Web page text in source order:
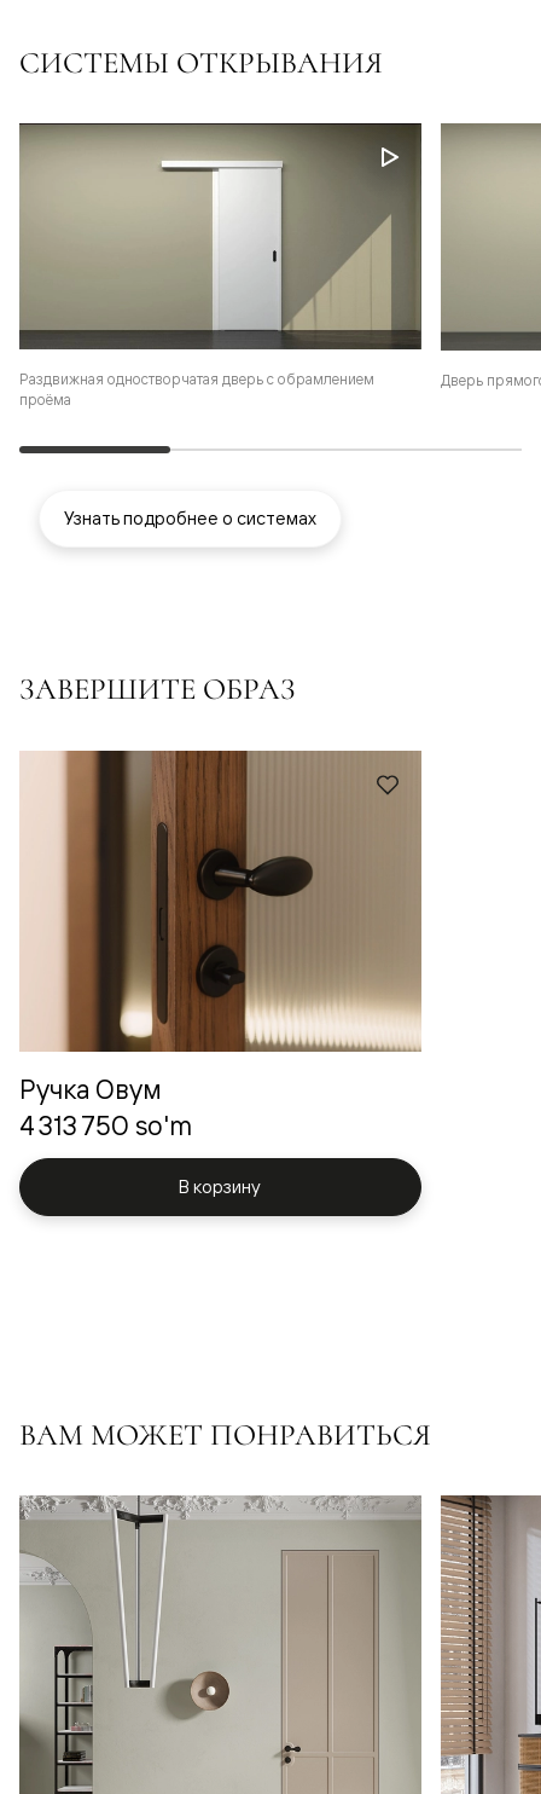
СИСТЕМЫ ОТКРЫВАНИЯ
Раздвижная одностворчатая дверь с обрамлением
проёма
Дверь
Узнать подробнее о системах
ЗАВЕРШИТЕ ОБРАЗ
Ручка Овум
4 313 750 so'm
В корзину
ВАМ МОЖЕТ ПОНРАВИТЬСЯ